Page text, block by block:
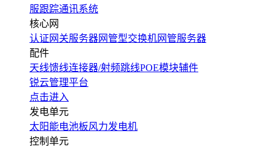
服跟踪通讯系统
核心网
认证网关服务器网管型交换机网管服务器
配件
天线馈线连接器/射频跳线POE模块辅件
锐云管理平台
点击进入
发电单元
太阳能电池板风力发电机
控制单元